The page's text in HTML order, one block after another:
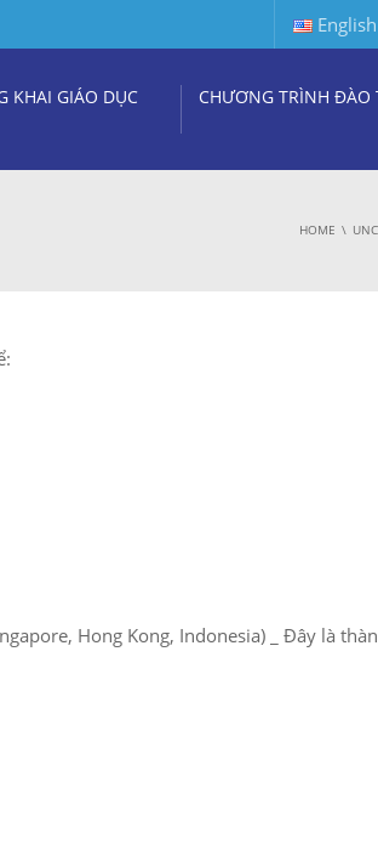
English
KHAI GIÁO DỤC CHƯƠNG TRÌNH ĐÀO
HOME
Hong Kong, Indonesia) _ Đây là